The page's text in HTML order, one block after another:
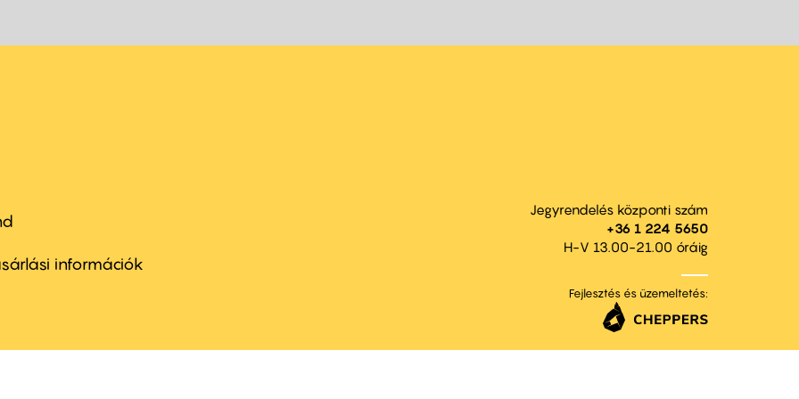
információk
Jegyrendelés központi szám
+36 1 224 5650
H-V 13.00-21.00 óráig
Fejlesztés és üzemeltetés: